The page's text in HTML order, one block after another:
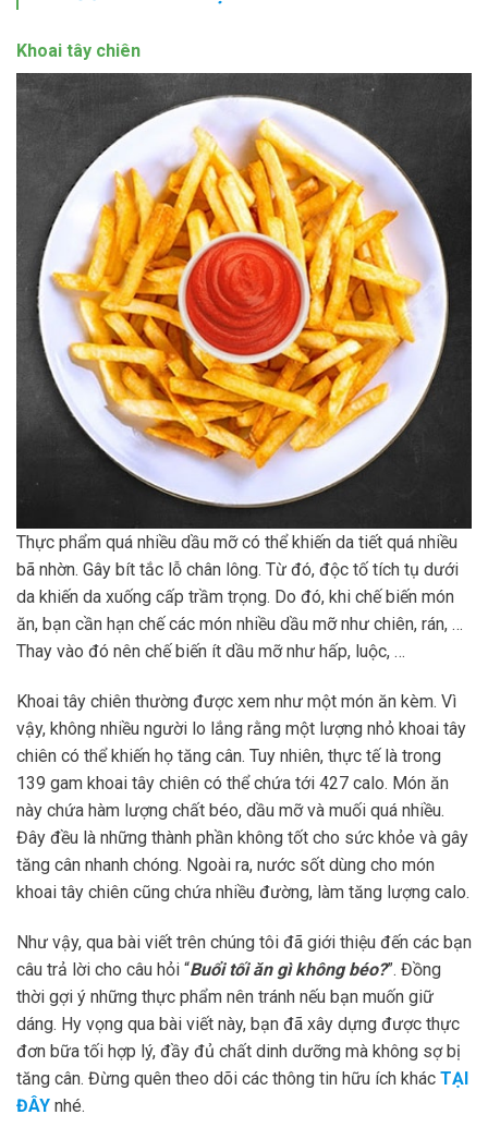
Khoai tây chiên
Thực phẩm quá nhiều dầu mỡ có thể khiến da tiết quá nhiều
bã nhờn. Gây bít tắc lỗ chân lông. Từ đó, độc tố tích tụ dưới
da khiến da xuống cấp trầm trọng. Do đó, khi chế biến món
ăn, bạn cần hạn chế các món nhiều dầu mỡ như chiên, rán, …
Thay vào đó nên chế biến ít dầu mỡ như hấp, luộc, …
Khoai tây chiên thường được xem như một món ăn kèm. Vì
vậy, không nhiều người lo lắng rằng một lượng nhỏ khoai tây
chiên có thể khiến họ tăng cân. Tuy nhiên, thực tế là trong
139 gam khoai tây chiên có thể chứa tới 427 calo. Món ăn
này chứa hàm lượng chất béo, dầu mỡ và muối quá nhiều.
Đây đều là những thành phần không tốt cho sức khỏe và gây
tăng cân nhanh chóng. Ngoài ra, nước sốt dùng cho món
khoai tây chiên cũng chứa nhiều đường, làm tăng lượng calo.
Như vậy, qua bài viết trên chúng tôi đã giới thiệu đến các bạn
câu trả lời cho câu hỏi “Buổi tối ăn gì không béo?”. Đồng
thời gợi ý những thực phẩm nên tránh nếu bạn muốn giữ
dáng. Hy vọng qua bài viết này, bạn đã xây dựng được thực
đơn bữa tối hợp lý, đầy đủ chất dinh dưỡng mà không sợ bị
tăng cân. Đừng quên theo dõi các thông tin hữu ích khác TẠI
ĐÂY nhé.